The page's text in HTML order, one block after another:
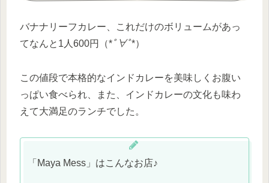
バナナリーフカレー、これだけのボリュームがあっ
てなんと1人600円（*ﾟ∀ﾟ*）
この値段で本格的なインドカレーを美味しくお腹い
っぱい食べられ、また、インドカレーの文化も味わ
えて大満足のランチでした。
「Maya Mess」はこんなお店♪